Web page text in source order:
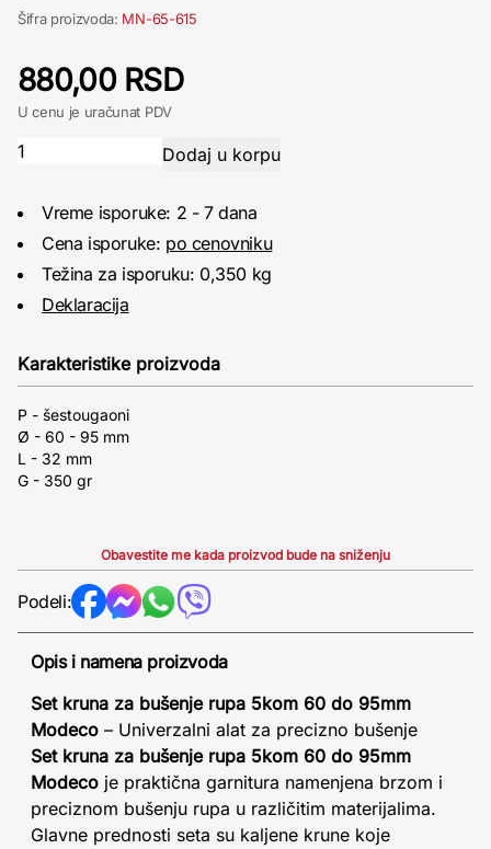
Šifra proizvoda: MN-65-615
880,00 RSD
U cenu je uračunat PDV
Vreme isporuke: 2 - 7 dana
Cena isporuke: po cenovniku
Težina za isporuku: 0,350 kg
Deklaracija
Karakteristike proizvoda
P - šestougaoni
Ø - 60 - 95 mm
L - 32 mm
G - 350 gr
Obavestite me kada proizvod bude na sniženju
Podeli:
Opis i namena proizvoda
Set kruna za bušenje rupa 5kom 60 do 95mm
Modeco – Univerzalni alat za precizno bušenje
Set kruna za bušenje rupa 5kom 60 do 95mm
Modeco je praktična garnitura namenjena brzom i
preciznom bušenju rupa u različitim materijalima.
Glavne prednosti seta su kaljene krune koje